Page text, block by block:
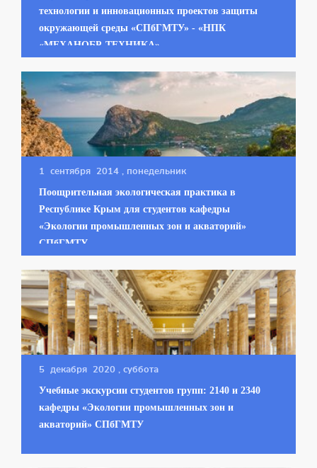
технологии и инновационных проектов защиты
окружающей среды «СПбГМТУ» - «НПК
«МЕХАНОБР-ТЕХНИКА»
1 сентября 2014 , понедельник
Поощрительная экологическая практика в
Республике Крым для студентов кафедры
«Экологии промышленных зон и акваторий»
СПбГМТУ
5 декабря 2020 , суббота
Учебные экскурсии студентов групп: 2140 и 2340
кафедры «Экологии промышленных зон и
акваторий» СПбГМТУ